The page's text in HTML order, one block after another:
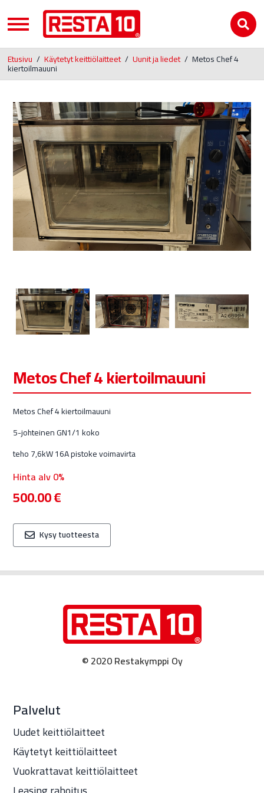
Etusivu / Käytetyt keittiölaitteet / Uunit ja liedet / Metos Chef 4
kiertoilmauuni
Metos Chef 4 kiertoilmauuni
Metos Chef 4 kiertoilmauuni
5-johteinen GN1/1 koko
teho 7,6kW 16A pistoke voimavirta
Hinta alv 0%
500.00€
Kysy tuotteesta
© 2020 Restakymppi Oy
Palvelut
Uudet keittiölaitteet
Käytetyt keittiölaitteet
Vuokrattavat keittiölaitteet